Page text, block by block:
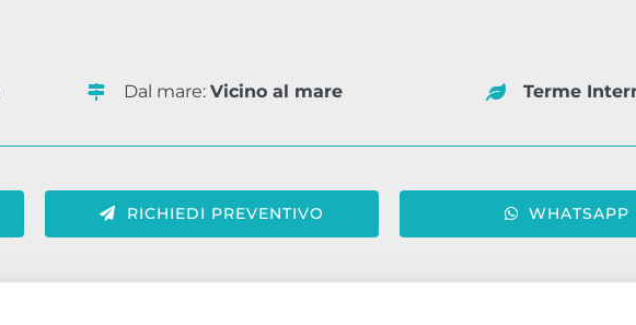
Dal mare: Vicino al mare Terme
RICHIEDI PREVENTIVO WHATSAPP